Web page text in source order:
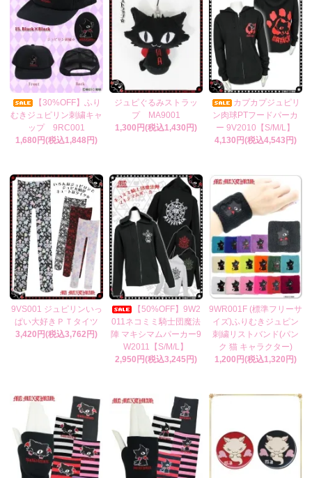
【30%OFF】ふり
むきジュピリン刺繍キャ
ップ 9RC001
1,680円(税込1,848円)
ジュピぐるみストラッ
プ MA9001
1,300円(税込1,430円)
カプカプジュピリ
ン肉球PTフードパーカ
ー 9V2010【S/M/L】
4,130円(税込4,543円)
9VS001 ジュピリンいっ
ぱい大好きＰＴタイツ
3,420円(税込3,762円)
【50%OFF】9W2
011ネコミミ騎士団魔法
陣 マキシマムパーカー9
W2011【S/M/L】
2,950円(税込3,245円)
9WR001F (標準フリーサ
イズ)ふりむきジュピン
刺繍リストバンド(パン
ク 猫 キャラクター)
1,200円(税込1,320円)